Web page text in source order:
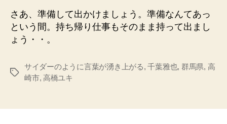
さあ、準備して出かけましょう。準備なんてあっ
という間。持ち帰り仕事もそのまま持って出まし
ょう・・。
タ
サイダーのように言葉が湧き上がる,千葉雅也, 群馬県, 高
崎市, 高橋ユキ